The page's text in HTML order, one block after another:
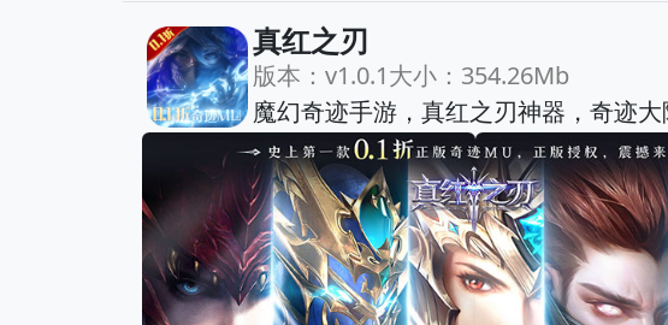
真红之刃
版本：v1.0.1大小：354.26Mb
魔幻奇迹手游，真红之刃神器，奇迹